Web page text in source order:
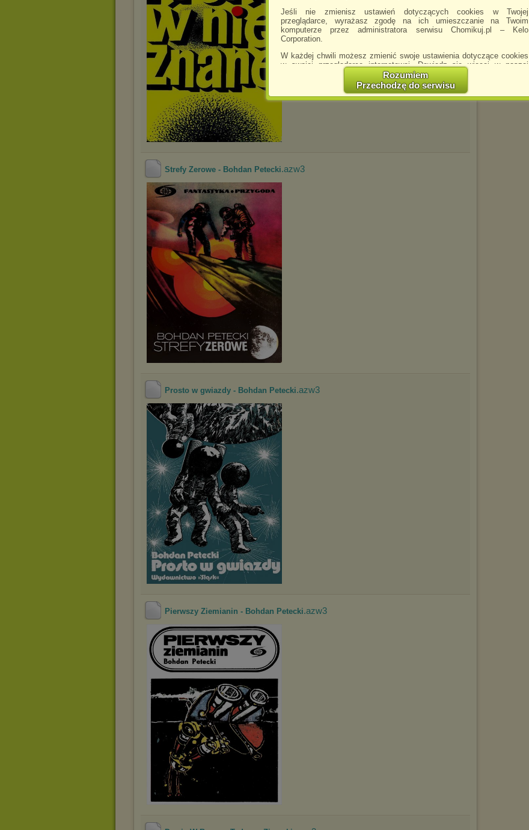
Jeśli nie zmienisz ustawień dotyczących cookies w Twojej
przeglądarce, wyrażasz zgodę na ich umieszczanie na Twoim
komputerze przez administratora serwisu Chomikuj.pl – Kelo
Corporation.
W każdej chwili możesz zmienić swoje ustawienia dotyczące cookies
w swojej przeglądarce internetowej. Dowiedz się więcej w naszej
http://chomikuj.pl/PolitykaPrywatnosci.aspx
Jednocześnie informujemy że zmiana ustawień przeglądarki może
spowodować ograniczenie korzystania ze strony Chomikuj.pl.
Wykorzystanie plików cookies
Pełną informację na ten temat znajdziesz pod adresem
http://chomikuj.pl/PolitykaPrywatnosci.aspx
Rozumiem
Przechodzę do serwisu
Strefy Zerowe - Bohdan Petecki.azw3
Prosto w gwiazdy - Bohdan Petecki.azw3
Pierwszy Ziemianin - Bohdan Petecki.azw3